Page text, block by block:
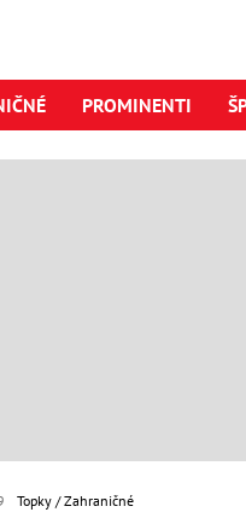
PROMINENTI
Topky Zahraničné